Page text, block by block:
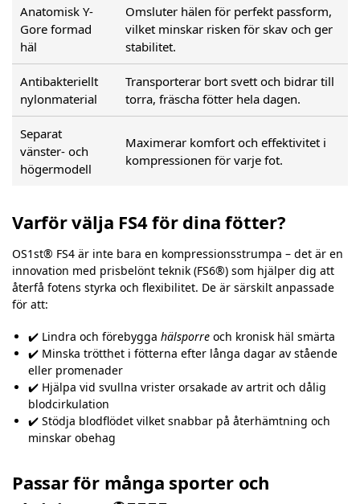
Anatomisk Y-
Gore formad
häl
Omsluter hälen för perfekt passform,
vilket minskar risken för skav och ger
stabilitet.
Antibakteriellt
nylonmaterial
Transporterar bort svett och bidrar till
torra, fräscha fötter hela dagen.
Separat
vänster- och
högermodell
Maximerar komfort och effektivitet i
kompressionen för varje fot.
Varför välja FS4 för dina fötter?
OS1st® FS4 är inte bara en kompressionsstrumpa – det är en
innovation med prisbelönt teknik (FS6®) som hjälper dig att
återfå fotens styrka och flexibilitet. De är särskilt anpassade
för att:
✔️ Lindra och förebygga hälsporre och kronisk häl smärta
✔️ Minska trötthet i fötterna efter långa dagar av stående
eller promenader
✔️ Hjälpa vid svullna vrister orsakade av artrit och dålig
blodcirkulation
✔️ Stödja blodflödet vilket snabbar på återhämtning och
minskar obehag
Passar för många sporter och